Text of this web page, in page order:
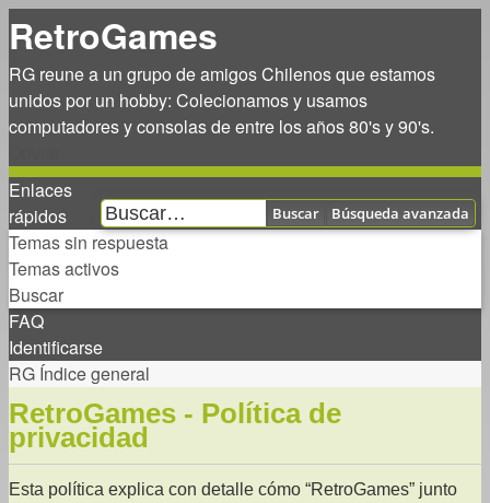
RetroGames
RG reune a un grupo de amigos Chilenos que estamos
unidos por un hobby: Colecionamos y usamos
computadores y consolas de entre los años 80's y 90's.
Buscar Búsqueda avanzada
Enlaces
rápidos
Temas sin respuesta
Temas activos
Buscar
FAQ
Identificarse
RG Índice general
RetroGames - Política de
privacidad
Esta política explica con detalle cómo “RetroGames” junto